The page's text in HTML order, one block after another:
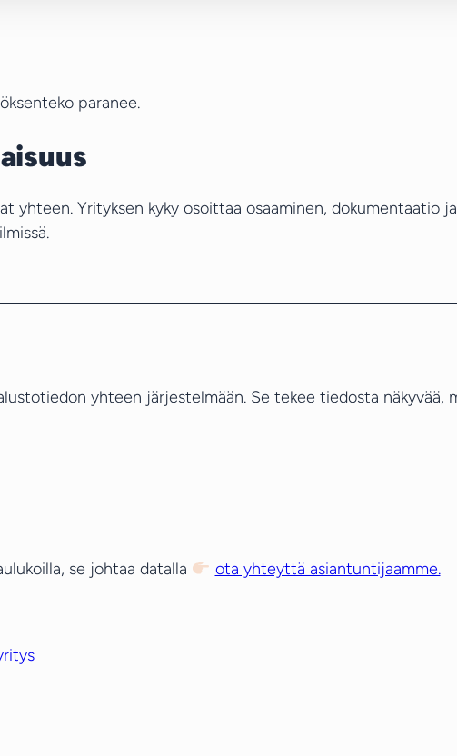
paranee.
yhteen. Yrityksen kyky osoittaa osaaminen, dokumentaatio
yhteen järjestelmään. Se tekee tiedosta näkyvää,
se johtaa datalla ota yhteyttä asiantuntijaamme.